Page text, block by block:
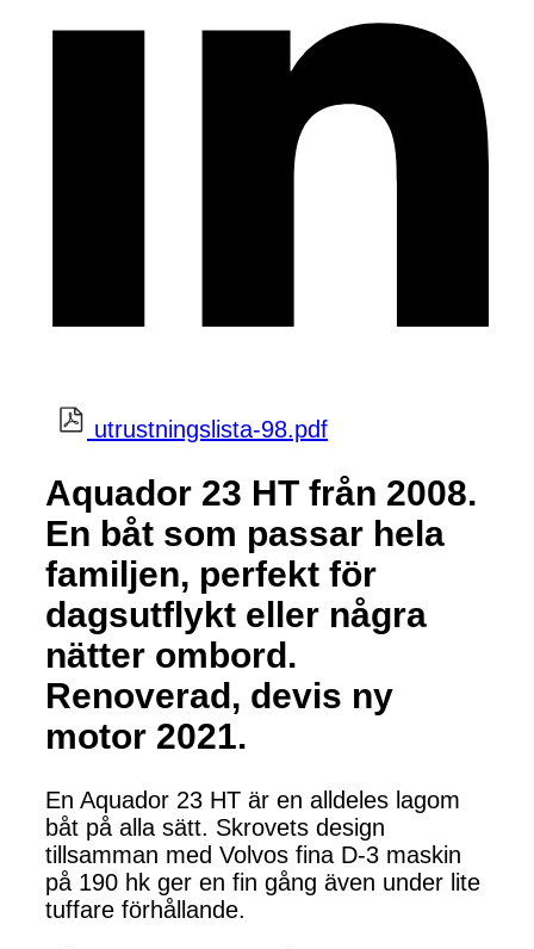
utrustningslista-98.pdf
Aquador 23 HT från 2008.
En båt som passar hela
familjen, perfekt för
dagsutflykt eller några
nätter ombord.
Renoverad, devis ny
motor 2021.
En Aquador 23 HT är en alldeles lagom
båt på alla sätt. Skrovets design
tillsamman med Volvos fina D-3 maskin
på 190 hk ger en fin gång även under lite
tuffare förhållande.